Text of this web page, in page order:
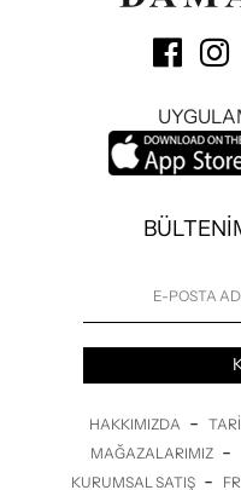
HAKKIMIZDA -
MAĞAZALARIMIZ -
KURUMSAL SATIŞ -